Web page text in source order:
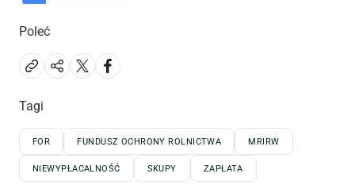
Poleć
Tagi
FOR FUNDUSZ OCHRONY ROLNICTWA MRIRW
NIEWYPŁACALNOŚĆ SKUPY ZAPŁATA